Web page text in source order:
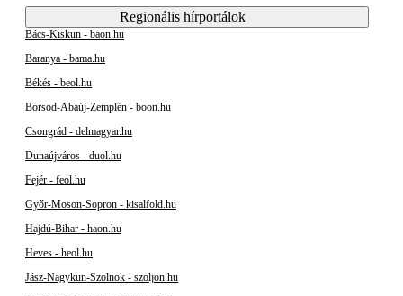
Regionális hírportálok
Bács-Kiskun - baon.hu
Baranya - bama.hu
Békés - beol.hu
Borsod-Abaúj-Zemplén - boon.hu
Csongrád - delmagyar.hu
Dunaújváros - duol.hu
Fejér - feol.hu
Győr-Moson-Sopron - kisalfold.hu
Hajdú-Bihar - haon.hu
Heves - heol.hu
Jász-Nagykun-Szolnok - szoljon.hu